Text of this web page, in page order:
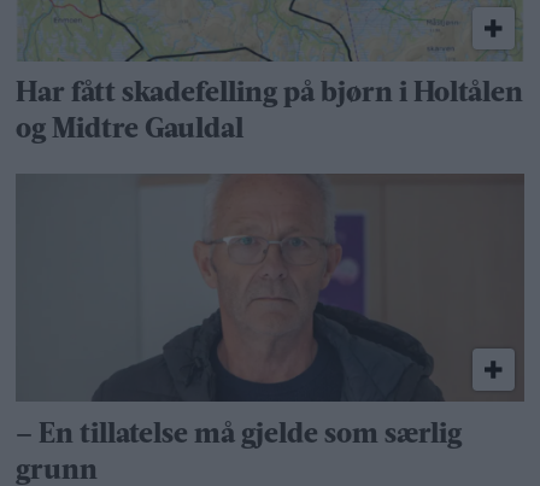
Har fått skadefelling på bjørn i Holtålen
og Midtre Gauldal
– En tillatelse må gjelde som særlig
grunn